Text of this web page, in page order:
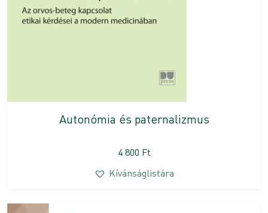
Autonómia és paternalizmus
4 800 Ft
Kívánságlistára